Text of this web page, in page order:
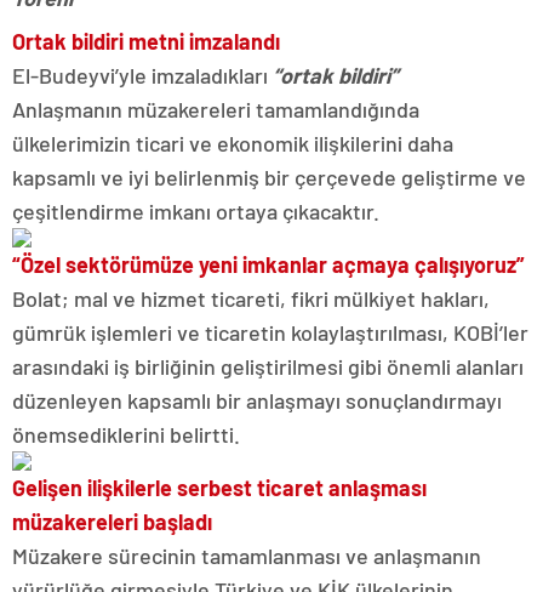
Ortak bildiri metni imzalandı
El-Budeyvi’yle imzaladıkları “ortak bildiri”
Anlaşmanın müzakereleri tamamlandığında
ülkelerimizin ticari ve ekonomik ilişkilerini daha
kapsamlı ve iyi belirlenmiş bir çerçevede geliştirme ve
çeşitlendirme imkanı ortaya çıkacaktır.
“Özel sektörümüze yeni imkanlar açmaya çalışıyoruz”
Bolat; mal ve hizmet ticareti, fikri mülkiyet hakları,
gümrük işlemleri ve ticaretin kolaylaştırılması, KOBİ’ler
arasındaki iş birliğinin geliştirilmesi gibi önemli alanları
düzenleyen kapsamlı bir anlaşmayı sonuçlandırmayı
önemsediklerini belirtti.
Gelişen ilişkilerle serbest ticaret anlaşması
müzakereleri başladı
Müzakere sürecinin tamamlanması ve anlaşmanın